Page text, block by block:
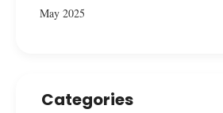
May 2025
Categories